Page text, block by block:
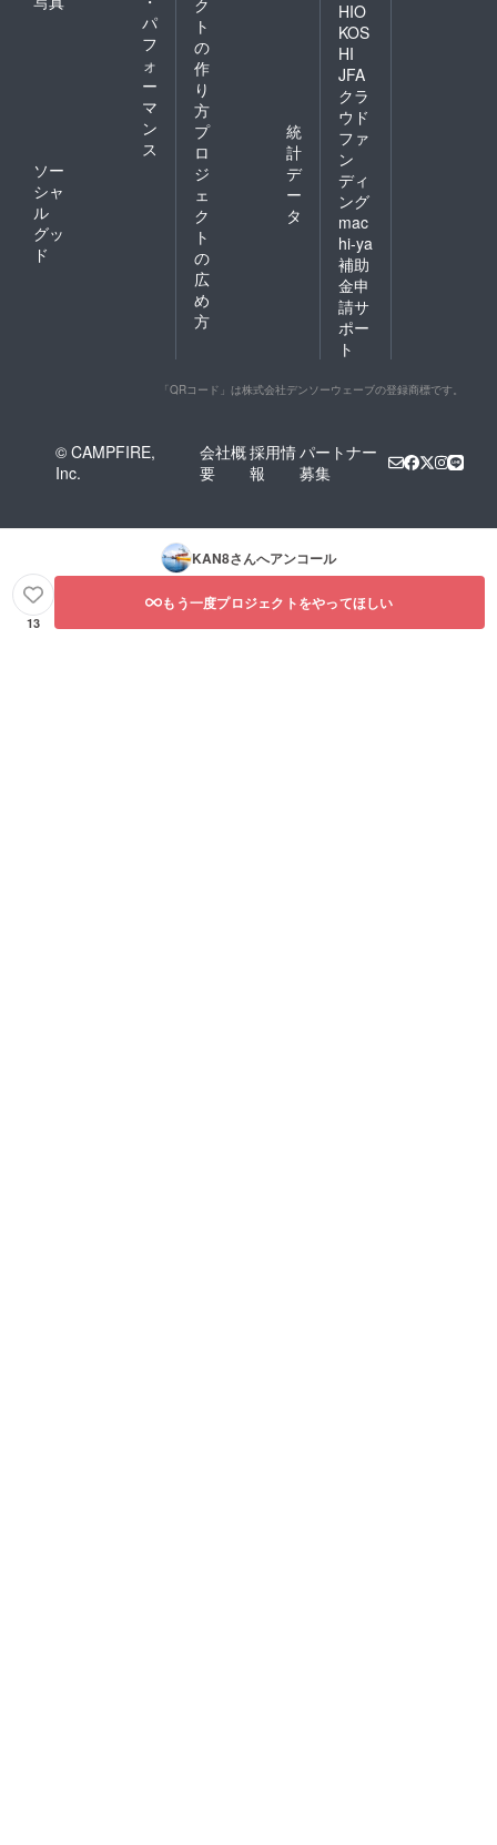
パ
フ
ォ
ー
マ
ン
ス
ソー
シャ
ル
グッ
ド
ク
ト
の
作
り
方
プ
ロ
ジ
ェ
ク
ト
の
広
め
方
統
計
デ
ー
タ
HIO
KOS
HI
JFA
クラ
ウド
ファ
ン
ディ
ング
mac
hi-ya
補助
金申
請サ
ポー
ト
「QRコード」は株式会社デンソーウェーブの登録商標です。
© CAMPFIRE,
Inc.
会社概
要
採用情
報
パートナー
募集
KAN8さんへアンコール
13
もう一度プロジェクトをやってほしい